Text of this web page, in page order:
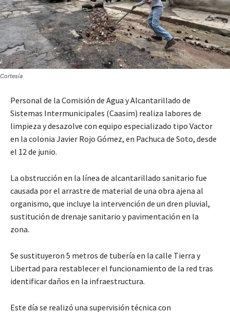
Cortesía
Personal de la Comisión de Agua y Alcantarillado de
Sistemas Intermunicipales (Caasim) realiza labores de
limpieza y desazolve con equipo especializado tipo Vactor
en la colonia Javier Rojo Gómez, en Pachuca de Soto, desde
el 12 de junio.
La obstrucción en la línea de alcantarillado sanitario fue
causada por el arrastre de material de una obra ajena al
organismo, que incluye la intervención de un dren pluvial,
sustitución de drenaje sanitario y pavimentación en la
zona.
Se sustituyeron 5 metros de tubería en la calle Tierra y
Libertad para restablecer el funcionamiento de la red tras
identificar daños en la infraestructura.
Este día se realizó una supervisión técnica con